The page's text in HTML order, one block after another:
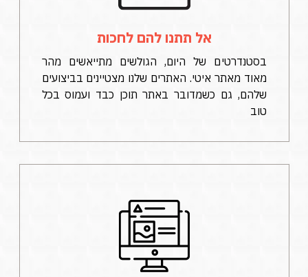
אל תתנו להם לחכות
בסטנדרטים של היום, הגולשים מתייאשים מהר
מאוד מאתר איטי. האתרים שלנו מצטיינים בביצועים
שלהם, גם כשמדובר באתר תוכן כבד ועמוס בכל
טוב